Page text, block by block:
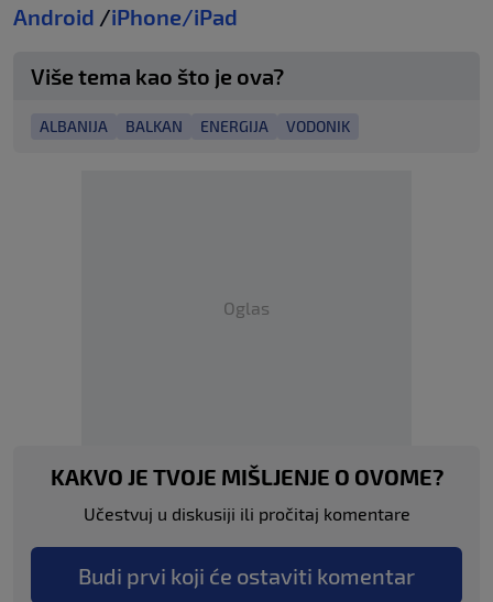
Android /iPhone/iPad
Više tema kao što je ova?
ALBANIJA BALKAN ENERGIJA VODONIK
Oglas
KAKVO JE TVOJE MIŠLJENJE O OVOME?
Učestvuj u diskusiji ili pročitaj komentare
Budi prvi koji će ostaviti komentar